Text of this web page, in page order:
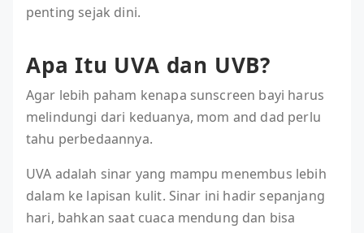
penting sejak dini.
Apa Itu UVA dan UVB?
Agar lebih paham kenapa sunscreen bayi harus
melindungi dari keduanya, mom and dad perlu
tahu perbedaannya.
UVA adalah sinar yang mampu menembus lebih
dalam ke lapisan kulit. Sinar ini hadir sepanjang
hari, bahkan saat cuaca mendung dan bisa